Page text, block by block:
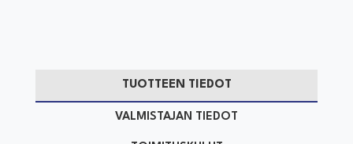
TUOTTEEN TIEDOT
VALMISTAJAN TIEDOT